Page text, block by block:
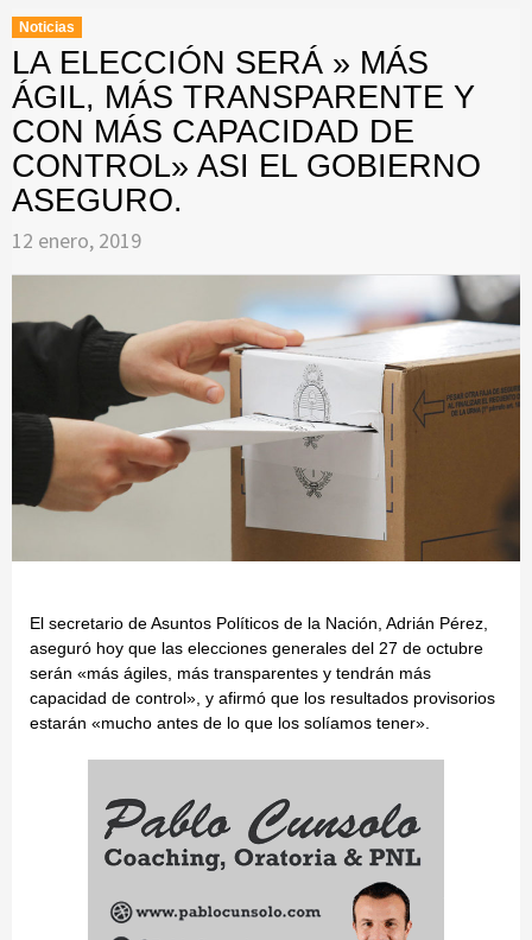
Noticias
LA ELECCIÓN SERÁ » MÁS
ÁGIL, MÁS TRANSPARENTE Y
CON MÁS CAPACIDAD DE
CONTROL» ASI EL GOBIERNO
ASEGURO.
12 enero, 2019
El secretario de Asuntos Políticos de la Nación, Adrián Pérez,
aseguró hoy que las elecciones generales del 27 de octubre
serán «más ágiles, más transparentes y tendrán más
capacidad de control», y afirmó que los resultados provisorios
estarán «mucho antes de lo que los solíamos tener».